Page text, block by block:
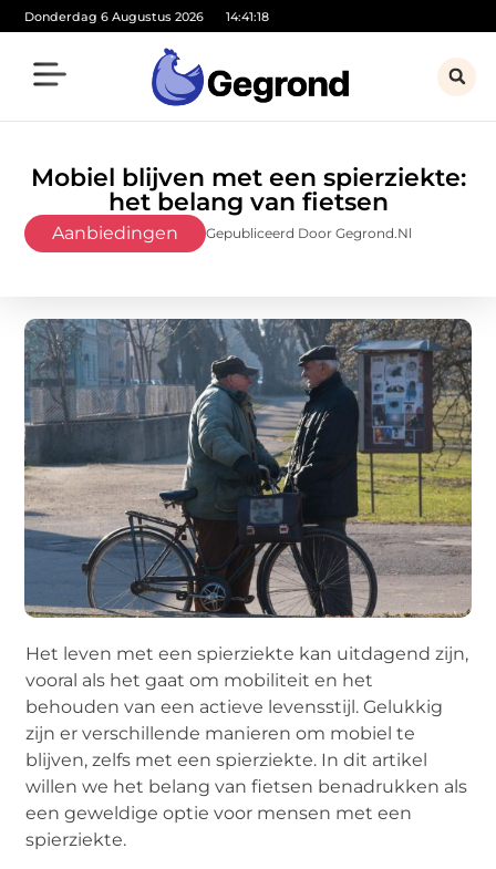
Donderdag 6 Augustus 2026 14:41:19
Mobiel blijven met een spierziekte:
het belang van fietsen
Aanbiedingen Gepubliceerd Door Gegrond.nl
Het leven met een spierziekte kan uitdagend zijn,
vooral als het gaat om mobiliteit en het
behouden van een actieve levensstijl. Gelukkig
zijn er verschillende manieren om mobiel te
blijven, zelfs met een spierziekte. In dit artikel
willen we het belang van fietsen benadrukken als
een geweldige optie voor mensen met een
spierziekte.